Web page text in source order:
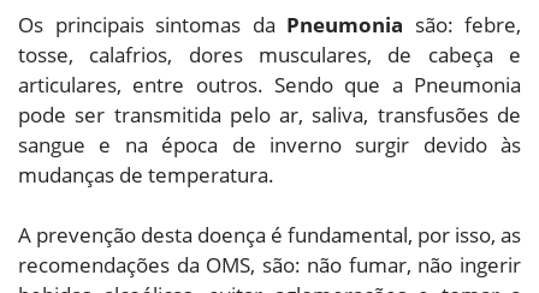
Os principais sintomas da Pneumonia são: febre,
tosse, calafrios, dores musculares, de cabeça e
articulares, entre outros. Sendo que a Pneumonia
pode ser transmitida pelo ar, saliva, transfusões de
sangue e na época de inverno surgir devido às
mudanças de temperatura.
A prevenção desta doença é fundamental, por isso, as
recomendações da OMS, são: não fumar, não ingerir